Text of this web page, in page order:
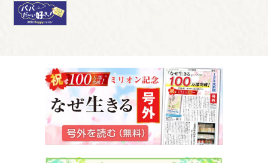
何を叱られているのか、わかる叱り方をする
今後、叱られないためには、どうしたらいいか、を伝える
子どもをやる気にさせる注意のしかた
(14) 子どものしつけ方
(15) 子どもの相手をしていると、カッとなってキレてしま
う。どうしたらキレなくてすむのか
子どもに、非現実的なことを求めている